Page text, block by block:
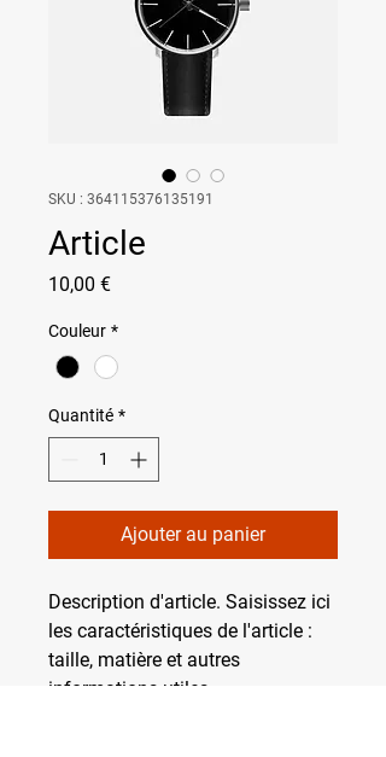
SKU : 364115376135191
Article
10,00 €Prix
Couleur *
Quantité *
Ajouter au panier
Description d'article. Saisissez ici
les caractéristiques de l'article :
taille, matière et autres
informations utiles.